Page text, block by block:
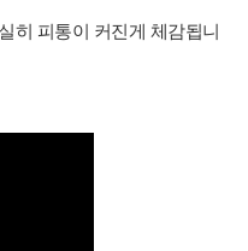
히 피통이 커진게 체감됩니